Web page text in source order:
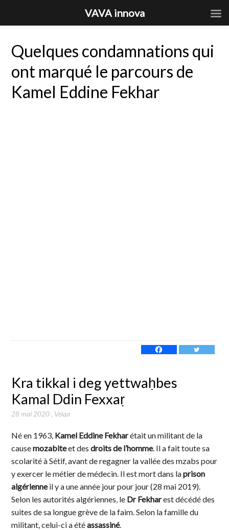
Quelques condamnations qui
ont marqué le parcours de
Kamel Eddine Fekhar
Kra tikkal i deg yettwaḥbes
Kamal Ddin Fexxaṛ
28 mai 2020, Velqa
Né en 1963, Kamel Eddine Fekharétait un militant de la
causemozabiteet desdroits de l’homme. Il a fait toute sa
scolarité à Sétif, avant de regagner la vallée des mzabs pour
y exercer le métier de médecin. Il est mort dans laprison
algérienneil y a une année jour pour jour (28 mai 2019).
Selon les autorités algériennes, le Dr Fekharest décédé des
suites de sa longue grève de la faim. Selon la famille du
militant, celui-ci a étéassassiné.
VAVA innova